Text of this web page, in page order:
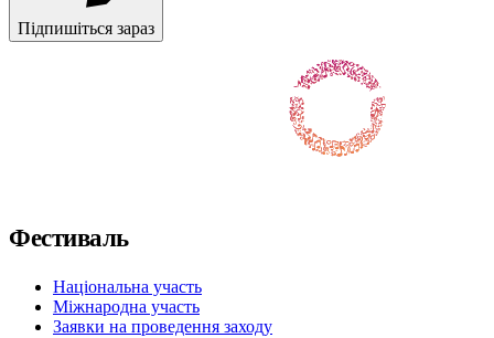
Підпишіться зараз
Фестиваль
Національна участь
Міжнародна участь
Заявки на проведення заходу